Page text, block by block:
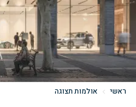
ראשי אולמות תצוגה